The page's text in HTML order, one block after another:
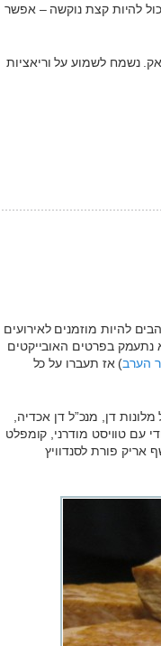
להיות קצת נוקשה – אפשר
נשמח לשמוע על וריאציות
להיות מוזמנים לאירועים
נתעמק בפרטים האובייקטים
הערב) אז תעברו על כל
דן, מנכ”ל דן אכדיה,
עם טוויסט מודרני, קומפלט
פורת לסנדוויץ